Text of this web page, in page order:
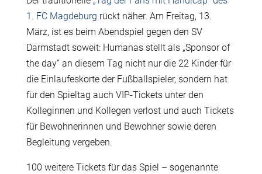
1. FC Magdeburg rückt näher. Am Freitag, 13.
März, ist es beim Abendspiel gegen den SV
Darmstadt soweit: Humanas stellt als „Sponsor of
the day“ an diesem Tag nicht nur die 22 Kinder für
die Einlaufeskorte der Fußballspieler, sondern hat
für den Spieltag auch VIP-Tickets unter den
Kolleginnen und Kollegen verlost und auch Tickets
für Bewohnerinnen und Bewohner sowie deren
Begleitung vergeben.
100 weitere Tickets für das Spiel – sogenannte